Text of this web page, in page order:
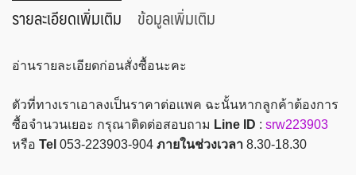
โน๊
ตกาว
มม.
นีออน
คละ
สี
รายละเอียดเพิ่มเติม ข้อมูลเพิ่มเติม
อ่านรายละเอียดก่อนสั่งซื้อนะคะ
ตัวที่ทางเราเอาลงเป็นราคาต่อเเพค ฉะนั้นหากลูกค้าต้องการ
ซื้อจำนวนเยอะ กรุณาติดต่อสอบถาม Line ID : srw223903
หรือ Tel 053-223903-904 ภายในช่วงเวลา 8.30-18.30